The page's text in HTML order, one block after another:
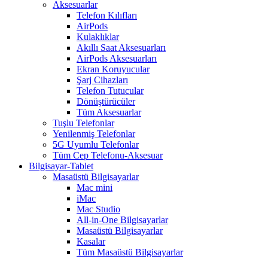
Aksesuarlar
Telefon Kılıfları
AirPods
Kulaklıklar
Akıllı Saat Aksesuarları
AirPods Aksesuarları
Ekran Koruyucular
Şarj Cihazları
Telefon Tutucular
Dönüştürücüler
Tüm Aksesuarlar
Tuşlu Telefonlar
Yenilenmiş Telefonlar
5G Uyumlu Telefonlar
Tüm Cep Telefonu-Aksesuar
Bilgisayar-Tablet
Masaüstü Bilgisayarlar
Mac mini
iMac
Mac Studio
All-in-One Bilgisayarlar
Masaüstü Bilgisayarlar
Kasalar
Tüm Masaüstü Bilgisayarlar